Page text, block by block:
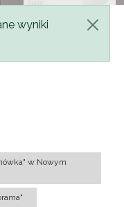
wyniki
w Nowym